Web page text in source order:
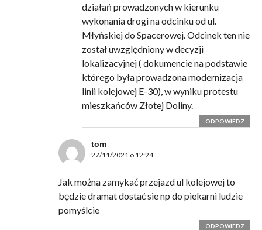
działań prowadzonych w kierunku
wykonania drogi na odcinku od ul.
Młyńskiej do Spacerowej. Odcinek ten nie
został uwzględniony w decyzji
lokalizacyjnej ( dokumencie na podstawie
którego była prowadzona modernizacja
linii kolejowej E-30), w wyniku protestu
mieszkańców Złotej Doliny.
ODPOWIEDZ
tom
27/11/2021 o 12:24
Jak można zamykać przejazd ul kolejowej to
będzie dramat dostać sie np do piekarni ludzie
pomyślcie
ODPOWIEDZ